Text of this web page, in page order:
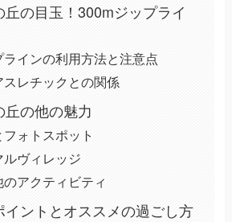
丘の目玉！300mジップライ
ラインの利用方法と注意点
スレチックとの関係
丘の他の魅力
ォトスポット
ルヴィレッジ
アクティビティ
イントとオススメの過ごし方